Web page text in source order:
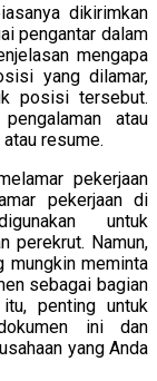
dikirimkan
pengantar dalam
mengapa
yang dilamar,
posisi tersebut.
atau
resume.
pekerjaan
pekerjaan di
untuk
perekrut. Namun,
mungkin meminta
sebagai bagian
penting untuk
ini dan
yang Anda